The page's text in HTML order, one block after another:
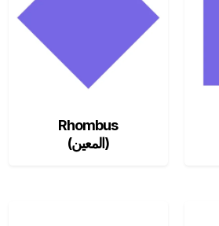
Rhombus
(المعين)